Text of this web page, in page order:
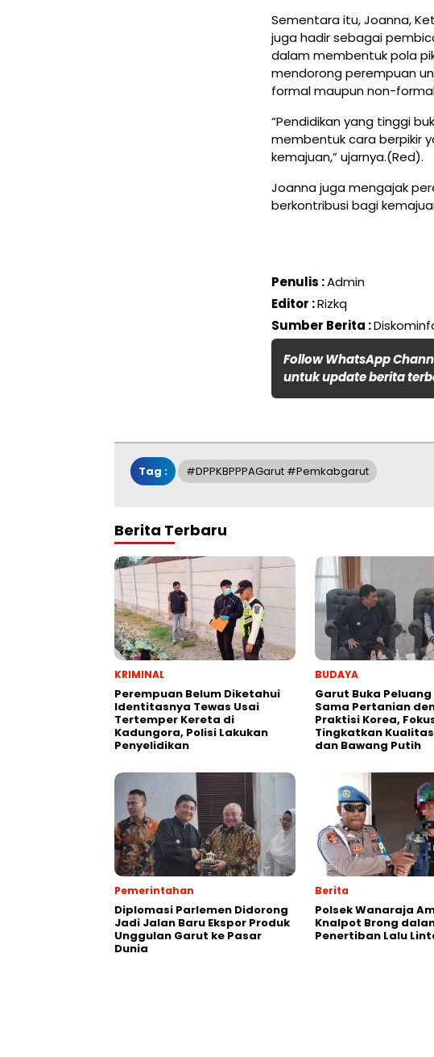
Sementara itu, Joanna,
juga hadir sebagai
dalam membentuk pola
mendorong perempuan
formal maupun non-
“Pendidikan yang tinggi
membentuk cara berpikir
kemajuan,” ujarnya.(Red).
Joanna juga mengajak
berkontribusi bagi
Penulis :Admin
Editor :Rizkq
Sumber Berita :
Follow WhatsApp
untuk update berita
Tag : #DPPKBPPPAGarut #Pemkabgarut
Berita Terbaru
KRIMINAL
Perempuan Belum Diketahui
Identitasnya Tewas Usai
Tertemper Kereta di
Kadungora, Polisi Lakukan
Penyelidikan
BUDAYA
Garut Buka Peluang
Sama Pertanian
Praktisi Korea,
Tingkatkan
dan Bawang Putih
Pemerintahan
Diplomasi Parlemen Didorong
Jadi Jalan Baru Ekspor Produk
Unggulan Garut ke Pasar
Dunia
Berita
Polsek Wanaraja
Knalpot Brong
Penertiban Lalu